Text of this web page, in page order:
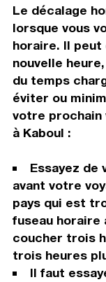
Le décalage
lorsque vous
horaire. Il
nouvelle
du temps
éviter ou
votre prochain
à Kaboul :
Essayez de
avant votre
pays qui est
fuseau horaire
coucher trois
trois heures
Il faut